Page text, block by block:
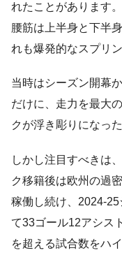
れたことがあります
腰筋は上半身と下半
れも爆発的なスプリ
当時はシーズン開幕
だけに、走力を最大
クが浮き彫りになっ
しかし注目すべきは
ク移籍後は欧州の過
稼働し続け、2024-
て33ゴール12アシス
を超える試合数をハ